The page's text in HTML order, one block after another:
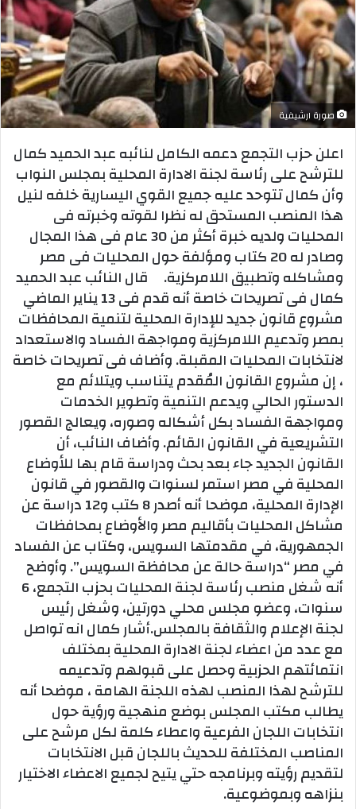
صورة ارشيفية
اعلن حزب التجمع دعمه الكامل لنائبه عبد الحميد كمال
للترشح على رئاسة لجنة الادارة المحلية بمجلس النواب
وأن كمال تتوحد عليه جميع القوي اليسارية خلفه لنيل
هذا المنصب المستحق له نظرا لقوته وخبرته فى
المحليات ولديه خبرة أكثر من 30 عام فى هذا المجال
وصادر له 20 كتاب ومؤلفة حول المحليات فى مصر
ومشاكله وتطبيق اللامركزية. قال النائب عبد الحميد
كمال فى تصريحات خاصة أنه قدم فى 13 يناير الماضي
مشروع قانون جديد للإدارة المحلية لتنمية المحافظات
بمصر وتدعيم اللامركزية ومواجهة الفساد والاستعداد
لانتخابات المحليات المقبلة. وأضاف فى تصريحات خاصة
، إن مشروع القانون المُقدم يتناسب ويتلائم مع
الدستور الحالي ويدعم التنمية وتطوير الخدمات
ومواجهة الفساد بكل أشكاله وصوره، ويعالج القصور
التشريعية في القانون القائم. وأضاف النائب، أن
القانون الجديد جاء بعد بحث ودراسة قام بها للأوضاع
المحلية في مصر استمر لسنوات والقصور في قانون
الإدارة المحلية، موضحا أنه أصدر 8 كتب و12 دراسة عن
مشاكل المحليات بأقاليم مصر والأوضاع بمحافظات
الجمهورية، في مقدمتها السويس، وكتاب عن الفساد
في مصر “دراسة حالة عن محافظة السويس”. وأوضح
أنه شغل منصب رئاسة لجنة المحليات بحزب التجمع، 6
سنوات، وعضو مجلس محلي دورتين، وشغل رئيس
لجنة الإعلام والثقافة بالمجلس.أشار كمال انه تواصل
مع عدد من اعضاء لجنة الادارة المحلية بمختلف
انتمائتهم الحزبية وحصل على قبولهم وتدعيمه
للترشح لهذا المنصب لهذه اللجنة الهامة ، موضحا أنه
يطالب مكتب المجلس بوضع منهجية ورؤية حول
انتخابات اللجان الفرعية واعطاء كلمة لكل مرشح على
المناصب المختلفة للحديث باللجان قبل الانتخابات
لتقديم رؤيته وبرنامجه حتي يتيح لجميع الاعضاء الاختيار
بنزاهه وبموضوعية.